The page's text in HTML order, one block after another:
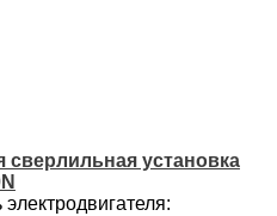
сверлильная установка